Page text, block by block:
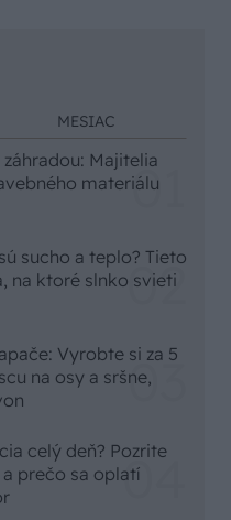
MESIAC
Majitelia
materiálu
sucho a teplo? Tieto
na ktoré slnko svieti
Vyrobte si za 5
na osy a sršne,
celý deň? Pozrite
prečo sa oplatí